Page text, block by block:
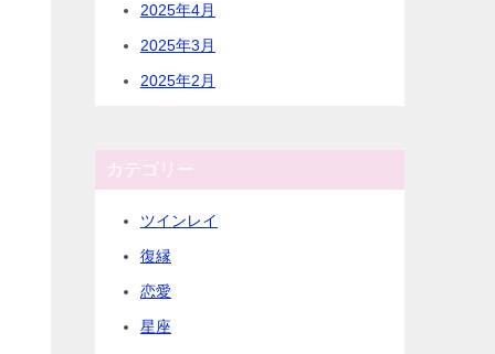
2025年4月
2025年3月
2025年2月
カテゴリー
ツインレイ
復縁
恋愛
星座